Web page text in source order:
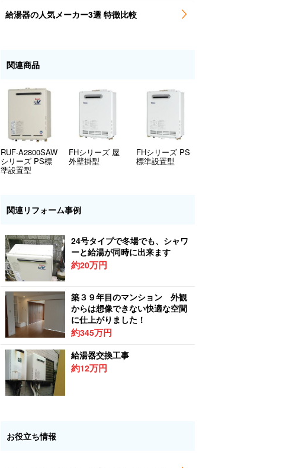
給湯器の人気メーカー3選 特徴比較
関連商品
RUF-A2800SAW
シリーズ PS標
準設置型
FHシリーズ 屋
外壁掛型
FHシリーズ PS
標準設置型
関連リフォーム事例
24号タイプで冬場でも、シャワ
ーと給湯が同時に出来ます
約20万円
築３９年目のマンション 外観
からは想像できない快適な空間
に仕上がりました！
約345万円
給湯器交換工事
約12万円
お役立ち情報